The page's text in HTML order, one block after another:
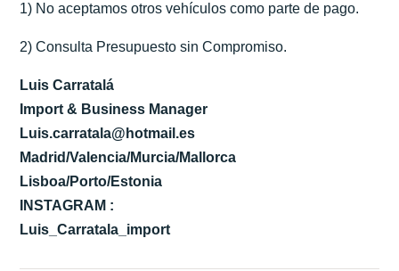
1) No aceptamos otros vehículos como parte de pago.
2) Consulta Presupuesto sin Compromiso.
Luis Carratalá
Import & Business Manager
Luis.carratala@hotmail.es
Madrid/Valencia/Murcia/Mallorca
Lisboa/Porto/Estonia
INSTAGRAM :
Luis_Carratala_import